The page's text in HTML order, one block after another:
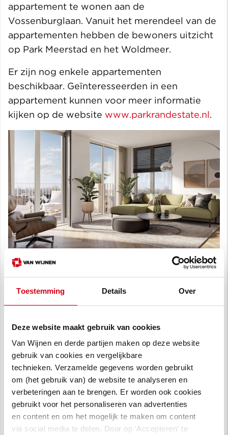
Toestemming Details Over
Deze website maakt gebruik van cookies
Van Wijnen en derde partijen maken op deze website
gebruik van cookies en vergelijkbare
technieken. Verzamelde gegevens worden gebruikt
om (het gebruik van) de website te analyseren en
verbeteringen aan te brengen. Er worden ook cookies
gebruikt voor het personaliseren van advertenties
en content en om het mogelijk te maken om content
via social media te delen. Door op ‘Accepteren’ te
appartement te wonen aan de
Vossenburglaan. Vanuit het merendeel van de
appartementen hebben de bewoners uitzicht
op Park Meerstad en het Woldmeer.
Er zijn nog enkele appartementen
beschikbaar. Geïnteresseerden in een
appartement kunnen voor meer informatie
kijken op de website www.parkrandestate.nl.